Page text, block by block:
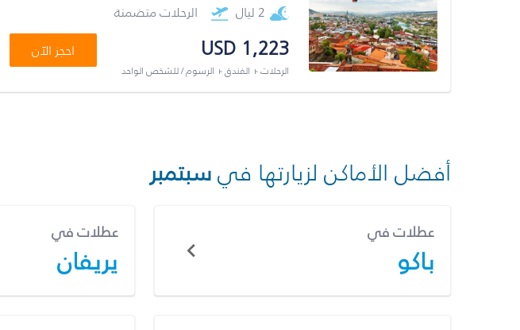
2 ليال الرحلات متضمنة
USD 1,223
الرحلات + الفندق + الرسوم / للشخص الواحد
احجز الآن
أفضل الأماكن لزيارتها فيسبتمبر
عطلات في
باكو
عطلات في
يريفان